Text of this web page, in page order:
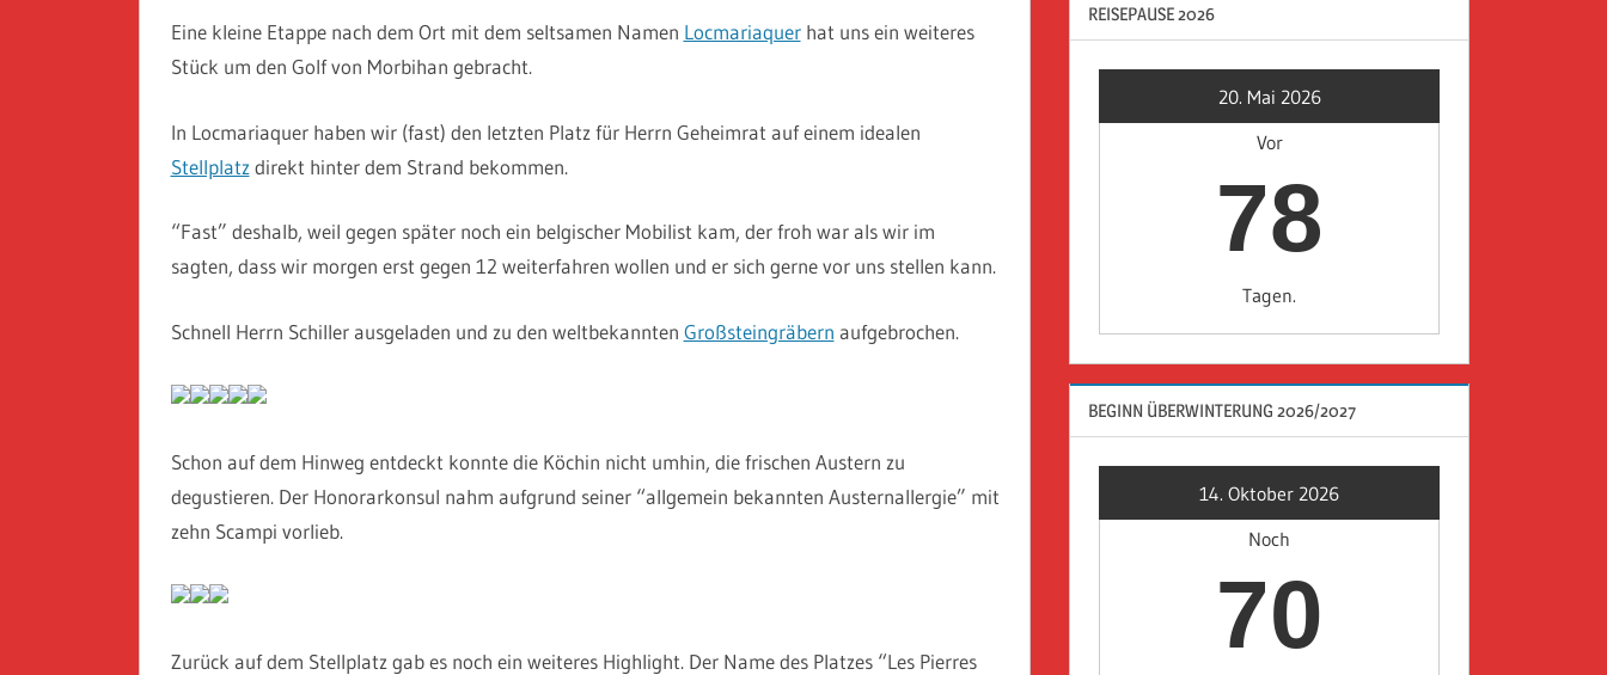
Eine kleine Etappe nach dem Ort mit dem seltsamen Namen Locmariaquerhat uns ein weiteres
Stück um den Golf von Morbihan gebracht.
In Locmariaquer haben wir (fast) den letzten Platz für Herrn Geheimrat auf einem idealen
Stellplatz direkt hinter dem Strand bekommen.
“Fast” deshalb, weil gegen später noch ein belgischer Mobilist kam, der froh war als wir im
sagten, dass wir morgen erst gegen 12 weiterfahren wollen und er sich gerne vor uns stellen kann.
Schnell Herrn Schiller ausgeladen und zu den weltbekannten Großsteingräbern aufgebrochen.
Schon auf dem Hinweg entdeckt konnte die Köchin nicht umhin, die frischen Austern zu
degustieren. Der Honorarkonsul nahm aufgrund seiner “allgemein bekannten Austernallergie” mit
zehn Scampi vorlieb.
Zurück auf dem Stellplatz gab es noch ein weiteres Highlight. Der Name des Platzes “Les Pierres
REISEPAUSE 2026
20. Mai 2026
Vor
78
Tagen.
BEGINN ÜBERWINTERUNG 2026/2027
14. Oktober 2026
Noch
70